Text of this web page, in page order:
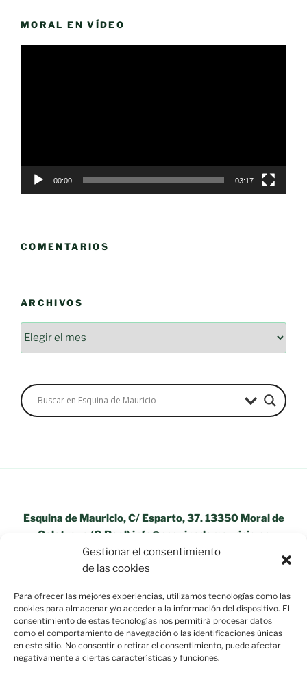
Gestionar el consentimiento
de las cookies
Para ofrecer las mejores experiencias, utilizamos tecnologías como las
cookies para almacenar y/o acceder a la información del dispositivo. El
consentimiento de estas tecnologías nos permitirá procesar datos
como el comportamiento de navegación o las identificaciones únicas
en este sitio. No consentir o retirar el consentimiento, puede afectar
negativamente a ciertas características y funciones.
MORAL EN VÍDEO
00:00 03:17
COMENTARIOS
ARCHIVOS
Esquina de Mauricio, C/ Esparto, 37. 13350 Moral de
Calatrava (C.Real) info@esquinademauricio.es
«Aviso Legal»